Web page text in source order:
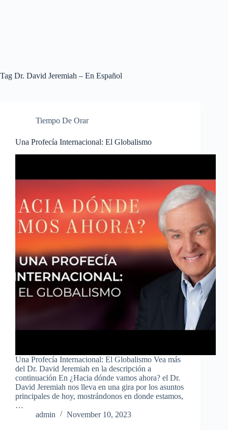
Tag Dr. David Jeremiah – En Español
Tiempo De Orar
Una Profecía Internacional: El Globalismo
Una Profecía Internacional: El Globalismo Vea más
del Dr. David Jeremiah en la descripción a
continuación En ¿Hacia dónde vamos ahora? el Dr.
David Jeremiah nos lleva en una gira por los asuntos
principales de hoy, mostrándonos en donde estamos,
…
admin
November 10, 2023